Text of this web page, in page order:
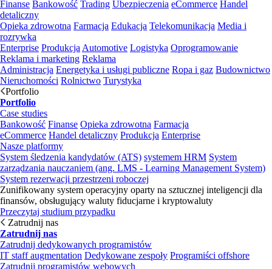
Finanse Bankowość Trading Ubezpieczenia eCommerce Handel
detaliczny
Opieka zdrowotna Farmacja Edukacja Telekomunikacja Media i
rozrywka
Enterprise Produkcja Automotive Logistyka Oprogramowanie
Reklama i marketing Reklama
Administracja Energetyka i usługi publiczne Ropa i gaz Budownictwo
Nieruchomości Rolnictwo Turystyka
Portfolio
Portfolio
Case studies
Bankowość Finanse Opieka zdrowotna Farmacja
eCommerce Handel detaliczny Produkcja Enterprise
Nasze platformy
System śledzenia kandydatów (ATS) systemem HRM System
zarządzania nauczaniem (ang. LMS - Learning Management System)
System rezerwacji przestrzeni roboczej
Zunifikowany system operacyjny oparty na sztucznej inteligencji dla
finansów, obsługujący waluty fiducjarne i kryptowaluty
Przeczytaj studium przypadku
Zatrudnij nas
Zatrudnij nas
Zatrudnij dedykowanych programistów
IT staff augmentation Dedykowane zespoły Programiści offshore
Zatrudnij programistów webowych